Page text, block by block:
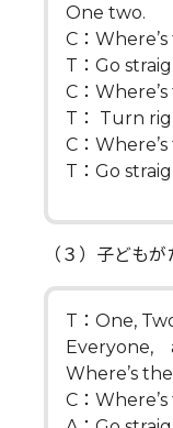
One two.
C：
T：Go
C：
T： Turn
C：
T：Go
（３）子ども
T：One,
Everyone,
Where’s
C：